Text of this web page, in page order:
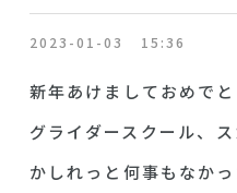
2023-01-03 15:36
新年あけましておめで
グライダースクール、
かしれっと何事もなか